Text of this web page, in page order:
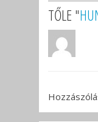
TŐLE "